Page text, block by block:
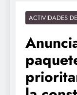
ACTIVIDADES